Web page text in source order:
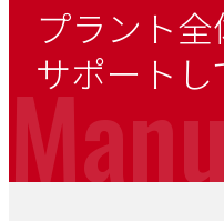
プラント
サポート